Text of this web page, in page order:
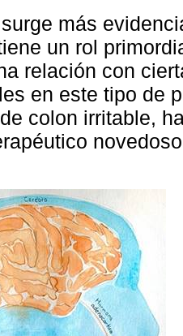
más
un rol
relación con
en este tipo de
colon irritable,